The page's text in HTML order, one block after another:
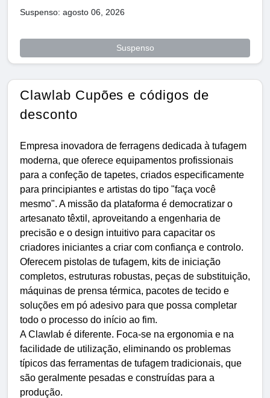
Suspenso: agosto 06, 2026
Suspenso
Clawlab Cupões e códigos de
desconto
Empresa inovadora de ferragens dedicada à tufagem
moderna, que oferece equipamentos profissionais
para a confeção de tapetes, criados especificamente
para principiantes e artistas do tipo "faça você
mesmo". A missão da plataforma é democratizar o
artesanato têxtil, aproveitando a engenharia de
precisão e o design intuitivo para capacitar os
criadores iniciantes a criar com confiança e controlo.
Oferecem pistolas de tufagem, kits de iniciação
completos, estruturas robustas, peças de substituição,
máquinas de prensa térmica, pacotes de tecido e
soluções em pó adesivo para que possa completar
todo o processo do início ao fim.
A Clawlab é diferente. Foca-se na ergonomia e na
facilidade de utilização, eliminando os problemas
típicos das ferramentas de tufagem tradicionais, que
são geralmente pesadas e construídas para a
produção.